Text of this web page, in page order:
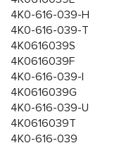
4K0-616-039-H
4K0-616-039-T
4K0616039S
4K0616039F
4K0-616-039-I
4K0616039G
4K0-616-039-U
4K0616039T
4K0-616-039